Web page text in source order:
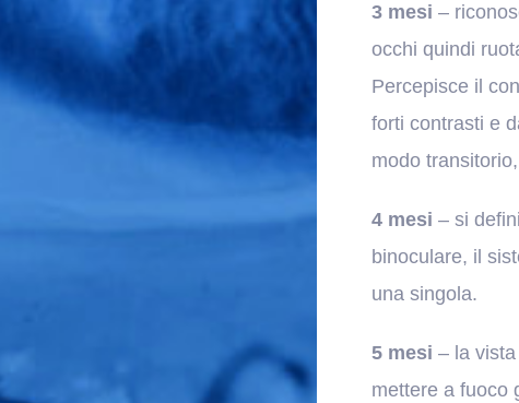
3 mesi –
occhi quindi
Percepisce il
forti contrasti e
modo
4 mesi – si
binoculare, il
una singola.
5 mesi – la
mettere a fuoco